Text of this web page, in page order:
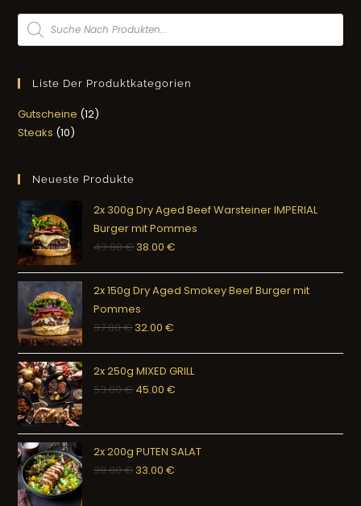
Liste Der Produktkategorien
Gutscheine 12
Steaks 10
Neueste Produkte
2x 300g Dry Aged Beef Warsteiner IMPERIAL
Burger mit Pommes
43.80€38.00€
2x 150g Dry Aged Smokey Beef Burger mit
Pommes
37.80€32.00€
2x 250g MIXED GRILL
53.80€45.00€
2x 200g PUTEN SALAT
39.80€33.00€